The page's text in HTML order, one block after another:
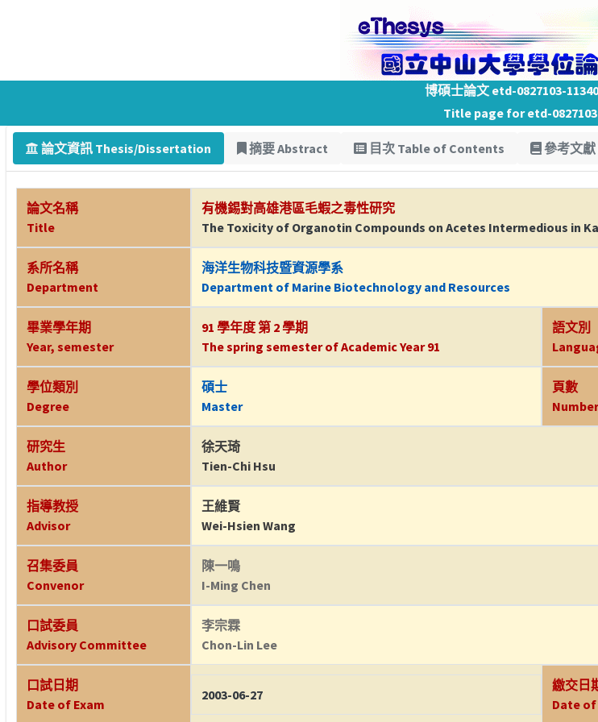
博碩士論文 etd-0827103-
Title page for etd-
論文資訊 Thesis/Dissertation 摘要 Abstract 目次 Table of Contents 參考文獻
論文名稱
Title
有機錫對高雄港區毛蝦之毒性研究
The Toxicity of Organotin Compounds on Acetes Intermedious in
系所名稱
Department
海洋生物科技暨資源學系
Department of Marine Biotechnology and Resources
畢業學年期
Year, semester
91 學年度 第 2 學期
The spring semester of Academic Year 91
語文別
學位類別
Degree
碩士
Master
頁數
研究生
Author
徐天琦
Tien-Chi Hsu
指導教授
Advisor
王維賢
Wei-Hsien Wang
召集委員
Convenor
陳一鳴
I-Ming Chen
口試委員
Advisory Committee
李宗霖
Chon-Lin Lee
口試日期
Date of Exam
2003-06-27
繳交日
Date